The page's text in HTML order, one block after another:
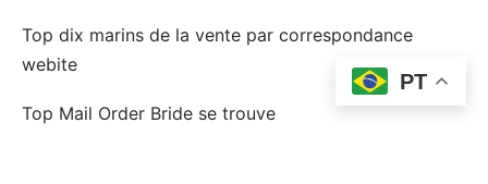
Top dix marins de la vente par correspondance
webite
Top Mail Order Bride se trouve
PT